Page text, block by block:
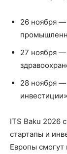
26 ноября —
27 ноября
28 ноября —
ITS Baku 2026
стартапы и
Европы смогут